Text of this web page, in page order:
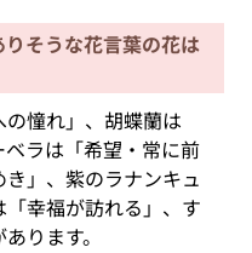
りそうな花言葉の花は
憧れ」、胡蝶蘭は
ベラは「希望・常に前
」、紫のラナンキュ
幸福が訪れる」、す
ります。